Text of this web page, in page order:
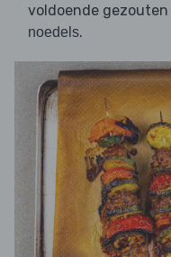
voldoende
noedels.